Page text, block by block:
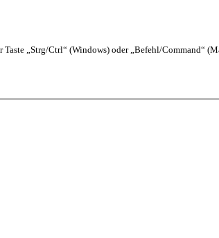
„Strg/Ctrl“ (Windows) oder „Befehl/Command“